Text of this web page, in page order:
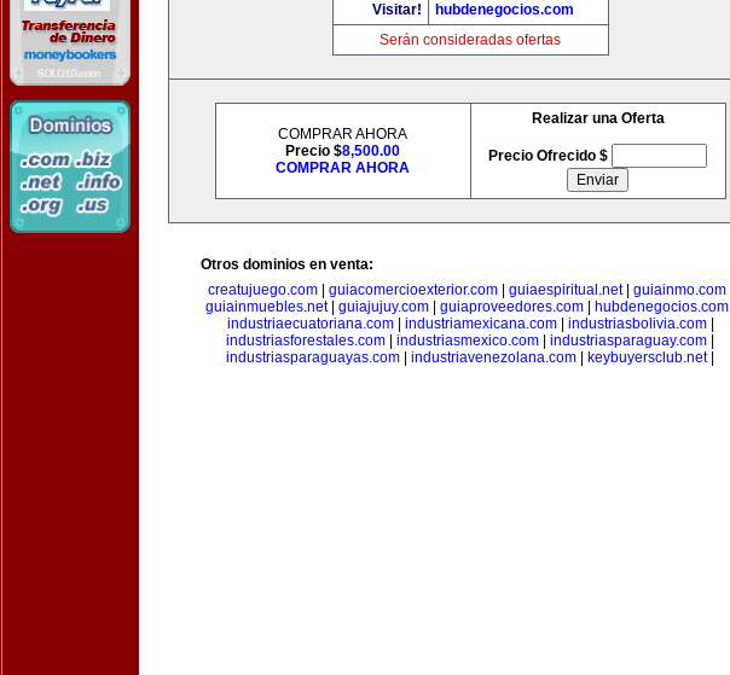
Visitar!
hubdenegocios.com
Serán consideradas ofertas
COMPRAR AHORA
Precio $8,500.00
COMPRAR AHORA
Realizar una Oferta
Precio Ofrecido $
Otros dominios en venta:
creatujuego.com| guiacomercioexterior.com| guiaespiritual.net| guiainmo.com|
guiainmuebles.net| guiajujuy.com| guiaproveedores.com| hubdenegocios.com|
industriaecuatoriana.com| industriamexicana.com| industriasbolivia.com|
industriasforestales.com
industriasmexico.com industriasparaguay.com
industriasparaguayas.com
industriavenezolana.com keybuyersclub.net|